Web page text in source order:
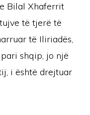
Bilal Xhaferrit
të tjerë të
të Iliriadës,
shqip, jo një
i është drejtuar